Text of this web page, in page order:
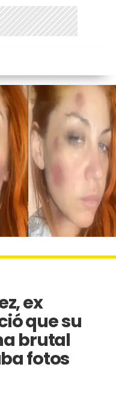
ex
que su
brutal
fotos